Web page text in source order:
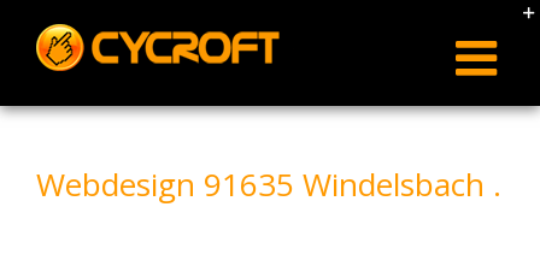
content
Webdesign 91635 Windelsbach .